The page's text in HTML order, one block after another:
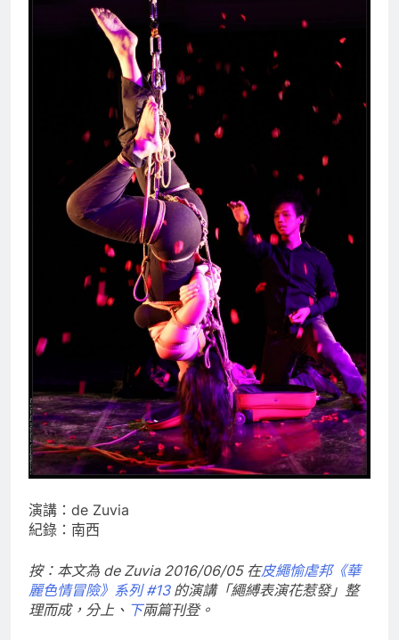
演講：de Zuvia
紀錄：南西
按：本文為 de Zuvia 2016/06/05 在皮繩愉虐邦《華
麗色情冒險》系列 #13的演講「繩縛表演花惹發」整
理而成，分上、 下兩篇刊登。